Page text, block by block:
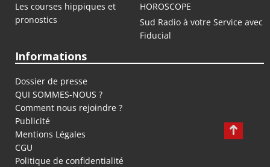
Les courses hippiques et
pronostics
HOROSCOPE
Sud Radio à votre Service avec
Fiducial
Informations
Dossier de presse
QUI SOMMES-NOUS ?
Comment nous rejoindre ?
Publicité
Mentions Légales
CGU
Politique de confidentialité